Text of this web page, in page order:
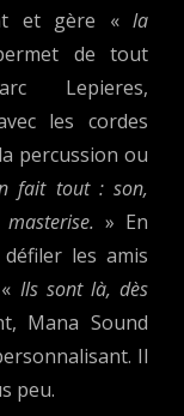
et gère « la
de tout
Lepieres,
les cordes
percussion ou
fait tout : son,
» En
les amis
Ils sont là, dès
Mana Sound
Il
peu.